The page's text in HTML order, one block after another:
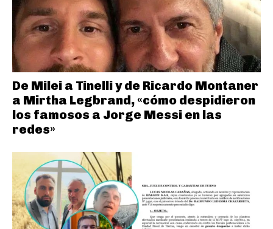
De Milei a Tinelli y de Ricardo Montaner
a Mirtha Legbrand, «cómo despidieron
los famosos a Jorge Messi en las
redes»